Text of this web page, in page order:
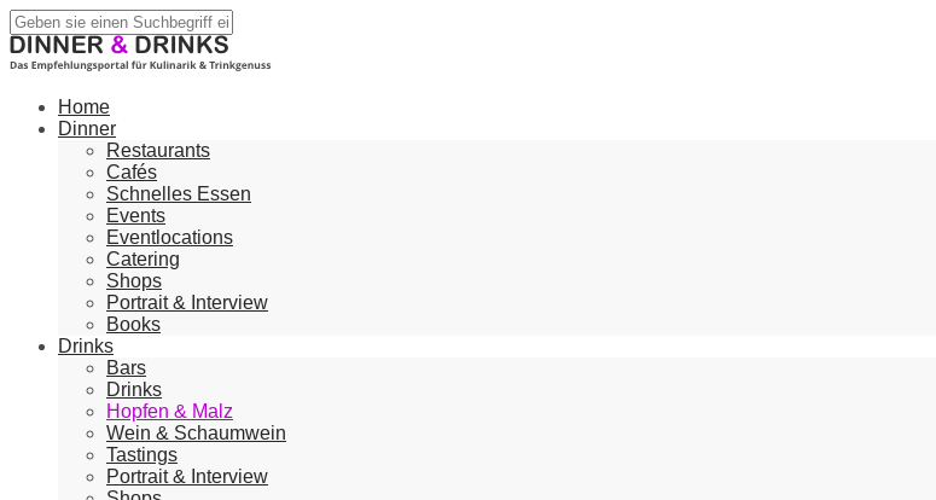
Home
Dinner
Restaurants
Cafés
Schnelles Essen
Events
Eventlocations
Catering
Shops
Portrait & Interview
Books
Drinks
Bars
Drinks
Hopfen & Malz
Wein & Schaumwein
Tastings
Portrait & Interview